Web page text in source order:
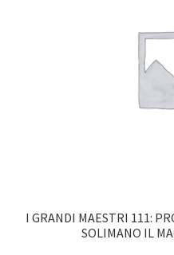
I GRANDI MAESTRI 111:
SOLIMANO IL